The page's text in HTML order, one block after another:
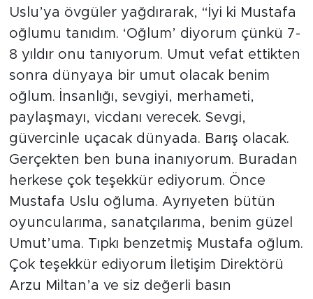
Uslu’ya övgüler yağdırarak, “İyi ki Mustafa
oğlumu tanıdım. ‘Oğlum’ diyorum çünkü 7-
8 yıldır onu tanıyorum. Umut vefat ettikten
sonra dünyaya bir umut olacak benim
oğlum. İnsanlığı, sevgiyi, merhameti,
paylaşmayı, vicdanı verecek. Sevgi,
güvercinle uçacak dünyada. Barış olacak.
Gerçekten ben buna inanıyorum. Buradan
herkese çok teşekkür ediyorum. Önce
Mustafa Uslu oğluma. Ayrıyeten bütün
oyuncularıma, sanatçılarıma, benim güzel
Umut’uma. Tıpkı benzetmiş Mustafa oğlum.
Çok teşekkür ediyorum İletişim Direktörü
Arzu Miltan’a ve siz değerli basın